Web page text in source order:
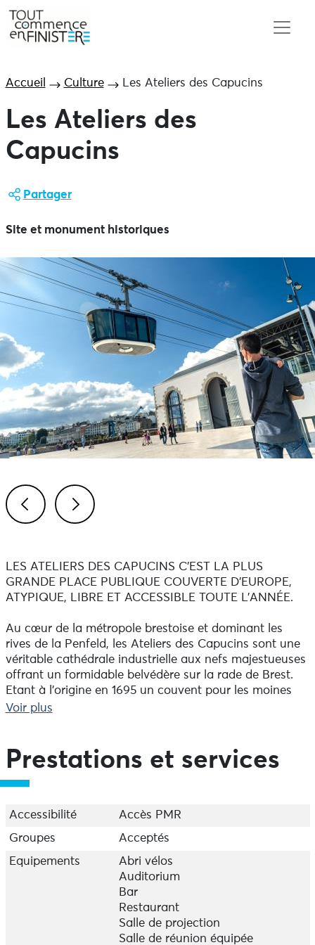
Accueil Culture Les Ateliers des Capucins
Les Ateliers des
Capucins
Partager
Site et monument historiques
LES ATELIERS DES CAPUCINS C’EST LA PLUS
GRANDE PLACE PUBLIQUE COUVERTE D'EUROPE,
ATYPIQUE, LIBRE ET ACCESSIBLE TOUTE L’ANNÉE.
Au cœur de la métropole brestoise et dominant les
rives de la Penfeld, les Ateliers des Capucins sont une
véritable cathédrale industrielle aux nefs majestueuses
offrant un formidable belvédère sur la rade de Brest.
Etant à l’origine en 1695 un couvent pour les moines
Capucins, reconvertis ensuite en ateliers industriels. En
le cadre d’un projet d’éco quartier ambitieux, d’anciens
ateliers industriels, qui ont vocation à devenir un pôle
de 35 000 m², économique, culturel, touristique et de
bâtiment phare du plateau des Capucins, les Ateliers
grande d’Europe?!) émerveillant petits et grands. Lieu
brestois incontournable, c’est un nouveau tiers lieu
hors normes accueillant des évènements en tout genre
allant d’un simple séminaire à des manifestations
publiques tout en passant par des expositions !
Connaissez-vous beaucoup d’autres endroits abritant
Voir plus
Prestations et services
Accessibilité
Accès PMR
Groupes
Acceptés
Equipements
Abri vélos
Auditorium
Bar
Restaurant
Salle de projection
Salle de réunion équipée